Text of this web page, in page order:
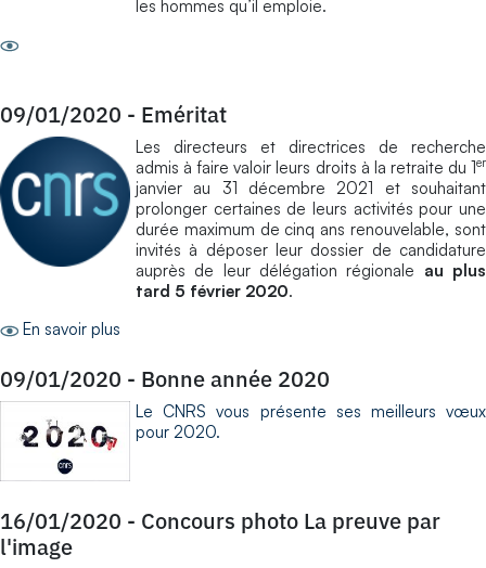
les hommes qu’il emploie.
09/01/2020 - Eméritat
Les directeurs et directrices de recherche
admis à faire valoir leurs droits à la retraite du 1er
janvier au 31 décembre 2021 et souhaitant
prolonger certaines de leurs activités pour une
durée maximum de cinq ans renouvelable, sont
invités à déposer leur dossier de candidature
auprès de leur délégation régionale au plus
tard 5 février 2020.
En savoir plus
09/01/2020 - Bonne année 2020
Le CNRS vous présente ses meilleurs vœux
pour 2020.
16/01/2020 - Concours photo La preuve par
l'image